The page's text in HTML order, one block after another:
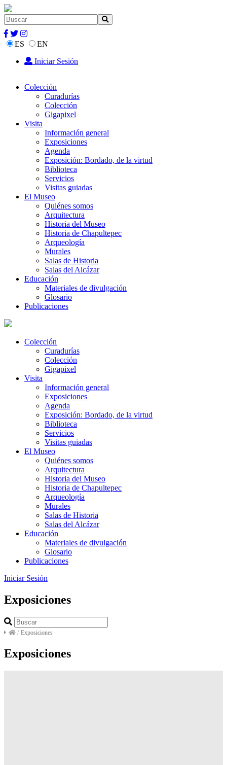
ES
EN
Iniciar Sesión
Colección
Curadurías
Colección
Gigapixel
Visita
Información general
Exposiciones
Agenda
Exposición: Bordado, de la virtud
Biblioteca
Servicios
Visitas guiadas
El Museo
Quiénes somos
Arquitectura
Historia del Museo
Historia de Chapultepec
Arqueología
Murales
Salas de Historia
Salas del Alcázar
Educación
Materiales de divulgación
Glosario
Publicaciones
Colección
Curadurías
Colección
Gigapixel
Visita
Información general
Exposiciones
Agenda
Exposición: Bordado, de la virtud
Biblioteca
Servicios
Visitas guiadas
El Museo
Quiénes somos
Arquitectura
Historia del Museo
Historia de Chapultepec
Arqueología
Murales
Salas de Historia
Salas del Alcázar
Educación
Materiales de divulgación
Glosario
Publicaciones
Iniciar Sesión
Exposiciones
/ Exposiciones
Exposiciones